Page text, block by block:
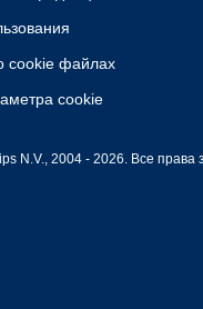
cookie файлах
cookie
N.V., 2004 - 2026. Все